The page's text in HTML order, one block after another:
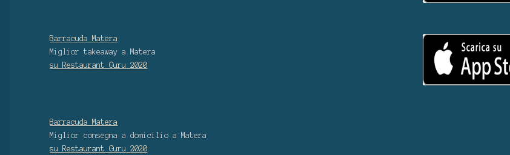
Barracuda Matera
Miglior takeaway a Matera
su Restaurant Guru
2020
Barracuda Matera
Miglior consegna a domicilio a Matera
su Restaurant Guru
2020